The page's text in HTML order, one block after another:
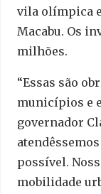
vila olímpica
Macabu. Os
milhões.
“Essas são
municípios e
governador
possível.
mobilidade